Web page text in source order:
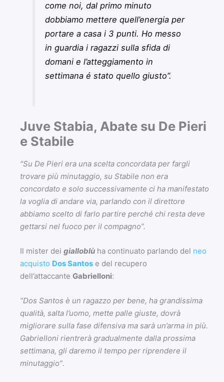
come noi, dal primo minuto
dobbiamo mettere quell’energia per
portare a casa i 3 punti. Ho messo
in guardia i ragazzi sulla sfida di
domani e l’atteggiamento in
settimana é stato quello giusto”.
Juve Stabia, Abate su De Pieri
e Stabile
“Su De Pieri era una scelta concordata per fargli
trovare più minutaggio, su Stabile non era
concordato e solo successivamente ci ha manifestato
la voglia di andare via, parlando con il direttore
abbiamo scelto di farlo partire perché chi resta deve
gettarsi nel fuoco per il compagno”.
Il mister dei gialloblù ha continuato parlando del neo
acquisto Dos Santos e del recupero
dell’attaccante Gabrielloni:
“Dos Santos è un ragazzo per bene, ha grandissima
qualità, salta l’uomo, mette palle giuste, dovrà
migliorare sulla fase difensiva ma sarà un’arma in più.
Gabrielloni rientrerà gradualmente dalla prossima
settimana, gli daremo il tempo per riprendere il
minutaggio”.